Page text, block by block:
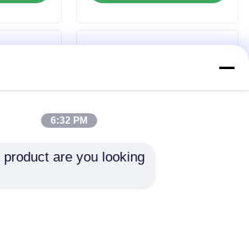
6:32 PM
product are you looking